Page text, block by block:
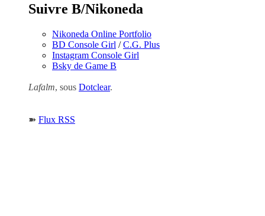
Suivre B/Nikoneda
Nikoneda Online Portfolio
BD Console Girl /C.G. Plus
Instagram Console Girl
Bsky de Game B
Lafalm, sous Dotclear.
➽ Flux RSS